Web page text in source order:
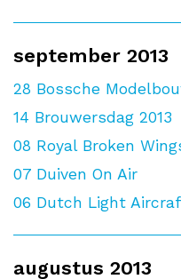
september 2013
28 Bossche
14 Brouwersdag 2013
08 Royal Broken
07 Duiven On Air
06 Dutch Light
augustus 2013